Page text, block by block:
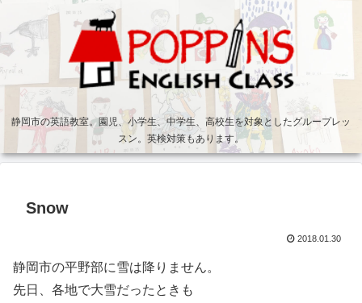
静岡市の英語教室。園児、小学生、中学生、高校生を対象としたグループレッ
スン。英検対策もあります。
Snow
2018.01.30
静岡市の平野部に雪は降りません。
先日、各地で大雪だったときも